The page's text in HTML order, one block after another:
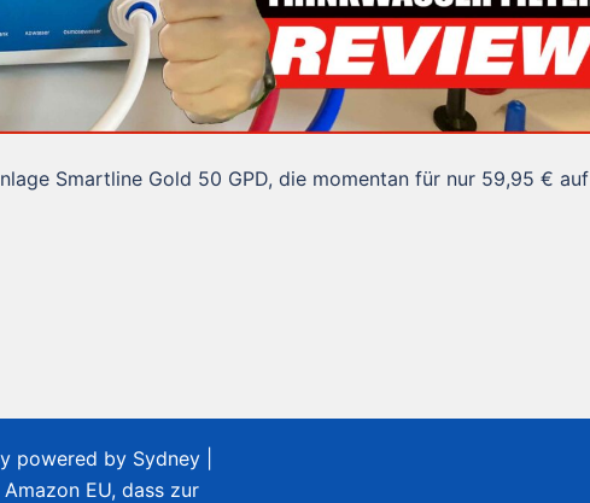
Smartline Gold 50 GPD, die momentan für nur 59,95 € auf
powered by Sydney
EU, dass zur